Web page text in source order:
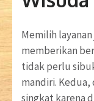
Memilih
memberikan
tidak perlu
mandiri.
singkat karena